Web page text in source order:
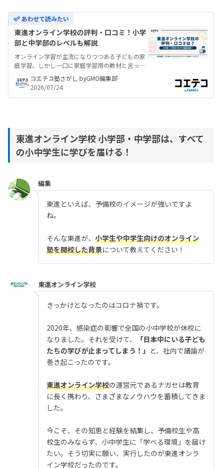
あわせて読みたい
東進オンライン学校の評判・口コミ！小学
部と中学部のレベルも解説
オンライン学習が主流になりつつある子どもの家
庭学習。しかし一口に家庭学習用の教材と言って
も様々なサービスが提供されており、教材選びに
難儀する保護者様も少なくないでしょう。東進オ
ンライン学校について特徴や料金を紹介すると共
に、口コミから考察する利用メリットなどを解説
コエテコ塾さがし byGMO編集部
2026/07/24
東進オンライン学校 小学部・中学部は、すべて
の小中学生に学びを届ける！
編集
東進といえば、予備校のイメージが強いですよ
ね。
そんな東進が、 小学生や中学生向けのオンライン
塾を開校した背景について教えてください！
東進オンライン学校
きっかけとなったのはコロナ禍です。
2020年、感染症の影響で全国の小中学校が休校に
なりました。それを受けて、
「日本中にいる子ども
たちの学びが止まってしまう！」 と、社内で議論が
巻き起こったのです。
東進オンライン学校の運営元であるナガセは教育
に長く携わり、さまざまなノウハウを蓄積してきま
した。
今こそ、その知恵と経験を結集し、予備校生や高
校生のみならず、小中学生に「学べる環境」を届け
たい。そう切実に願い、実行したのが東進オンラ
イン学校だったのです。